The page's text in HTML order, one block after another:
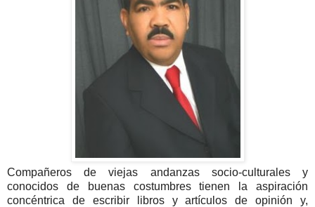
Compañeros de viejas andanzas socio-culturales y
conocidos de buenas costumbres tienen la aspiración
concéntrica de escribir libros y artículos de opinión y,